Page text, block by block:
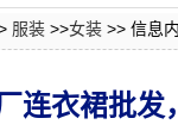
服装 >>女装 >> 信息
连衣裙批